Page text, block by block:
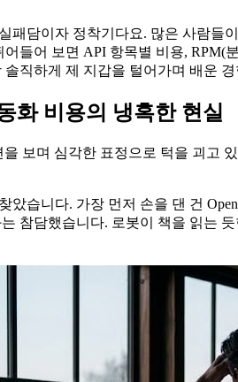
패담이자 정착기다요. 많은 사람들
들어 보면 API 항목별 비용, RPM(
직하게 제 지갑을 털어가며 배운
화 비용의 냉혹한 현실
았습니다. 가장 먼저 손을 댄 건
참담했습니다. 로봇이 책을 읽는